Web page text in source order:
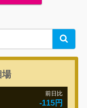
Search
場
前日比
-115円